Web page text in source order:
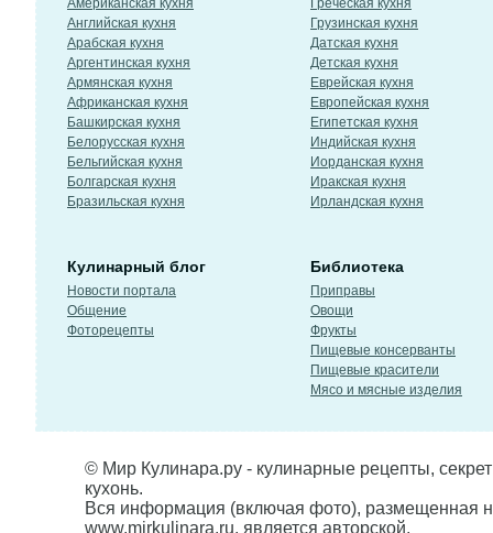
Американская кухня
Английская кухня
Арабская кухня
Аргентинская кухня
Армянская кухня
Африканская кухня
Башкирская кухня
Белорусская кухня
Бельгийская кухня
Болгарская кухня
Бразильская кухня
Греческая кухня
Грузинская кухня
Датская кухня
Детская кухня
Еврейская кухня
Европейская кухня
Египетская кухня
Индийская кухня
Иорданская кухня
Иракская кухня
Ирландская кухня
Кулинарный блог
Новости портала
Общение
Фоторецепты
Библиотека
Приправы
Овощи
Фрукты
Пищевые консерванты
Пищевые красители
Мясо и мясные изделия
© Мир Кулинара.ру - кулинарные рецепты,
кухонь.
Вся информация (включая фото), размещенная
www.mirkulinara.ru, является авторской,